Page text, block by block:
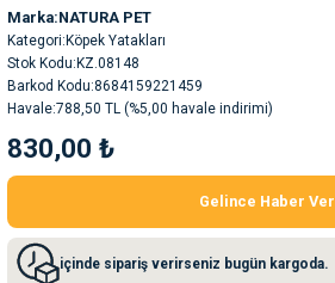
Temizlik Ürünleri
Marka NATURA PET
Kategori Köpek Yatakları
Stok Kodu KZ.08148
Barkod Kodu 8684159221459
Havale 788,50 TL (%5,00 havale indirimi)
830,00 ₺
Gelince Haber Ver
içinde sipariş verirseniz bugün kargoda.